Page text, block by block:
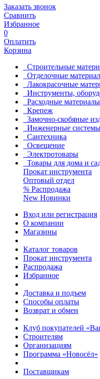
Заказать звонок
Сравнить
Избранное
0
Оплатить
Корзина
Строительные
Отделочные
Лакокрасочные
Инструменты,
Расходные материалы
Крепеж
Замочно-скобяные
Инженерные системы
Сантехника
Освещение
Электротовары
Товары для дома и
Прокат инструмента
Оптовый отдел
% Распродажа
New Новинки
Вход или регистрация
О компании
Магазины
Каталог товаров
Прокат инструмента
Распродажа
Избранное
Доставка и подъем
Способы оплаты
Возврат и обмен
Клуб покупателей
Строителям
Организациям
Программа «Новосёл»
Поставщикам